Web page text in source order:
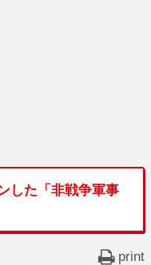
した「非戦争軍事
print